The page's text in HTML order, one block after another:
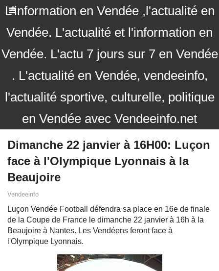
L'information en Vendée ,l'actualité en
Vendée. L'actualité et l'information en
Vendée. L'actu 7 jours sur 7 en Vendée
. L'actualité en Vendée, vendeeinfo,
l'actualité sportive, culturelle, politique
en Vendée avec Vendeeinfo.net
Dimanche 22 janvier à 16H00: Luçon
face à l'Olympique Lyonnais à la
Beaujoire
Vendeeinfo
Luçon Vendée Football défendra sa place en 16e de finale
de la Coupe de France le dimanche 22 janvier à 16h à la
Beaujoire à Nantes. Les Vendéens feront face à
l'Olympique Lyonnais.